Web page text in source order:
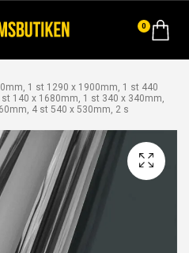
0
1 st 1290 x 1900mm, 1 st 440
140 x 1680mm, 1 st 340 x 340mm,
4 st 540 x 530mm, 2 s